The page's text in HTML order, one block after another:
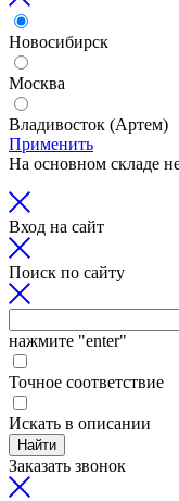
Новосибирск
Москва
Владивосток (Артем)
Применить
На основном складе
Вход на сайт
Поиск по сайту
нажмите "enter"
Точное соответствие
Искать в описании
Найти
Заказать звонок